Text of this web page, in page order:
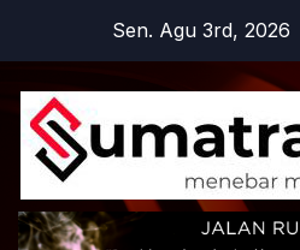
content
Sen. Agu 3rd, 2026